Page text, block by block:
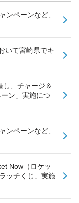
ンペーンなど、
いて宮崎県でキ
し、チャージ＆
ン」実施につ
ンペーンなど、
Now（ロケッ
ッチくじ」実施